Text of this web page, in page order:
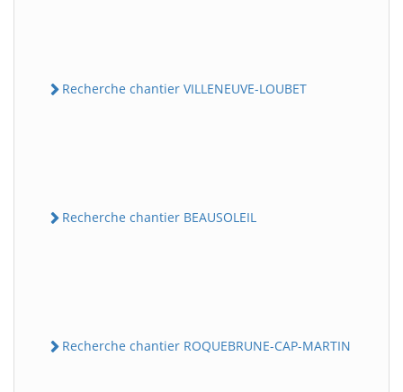
Recherche chantier VILLENEUVE-LOUBET
Recherche chantier BEAUSOLEIL
Recherche chantier ROQUEBRUNE-CAP-MARTIN